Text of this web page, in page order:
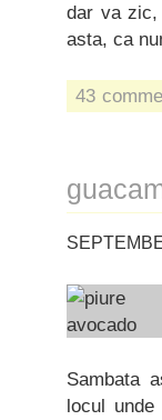
dar va
asta, ca
43
Sambata
locul